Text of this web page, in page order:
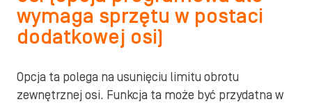
wymaga sprzętu w postaci
dodatkowej osi)
Opcja ta polega na usunięciu limitu obrotu
zewnętrznej osi. Funkcja ta może być przydatna w